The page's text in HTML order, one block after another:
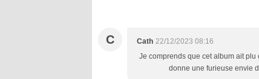
C Cath 22/12/2023 08:16
Je comprends que cet album ait plu
donne une furieuse envie